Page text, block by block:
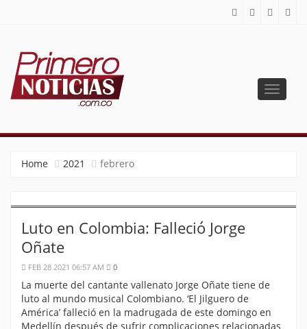
Toggle
Home 2021 febrero
Luto en Colombia: Falleció Jorge
Oñate
FEB 28 2021 06:57 AM 0
La muerte del cantante vallenato Jorge Oñate tiene de
luto al mundo musical Colombiano. ‘El Jilguero de
América’ falleció en la madrugada de este domingo en
Medellín después de sufrir complicaciones relacionadas